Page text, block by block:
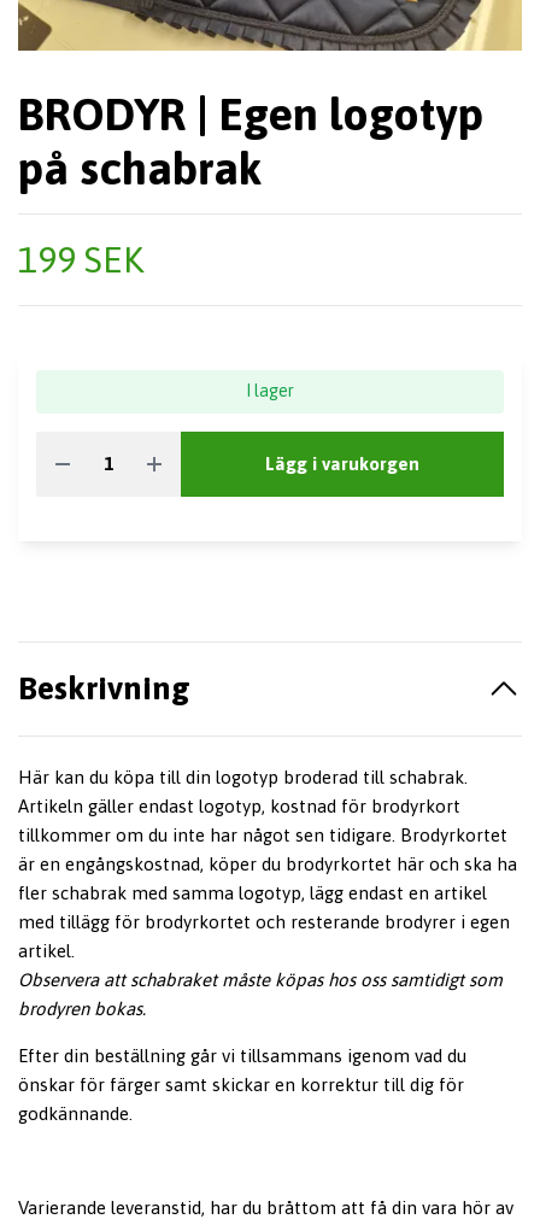
BRODYR | Egen logotyp
på schabrak
199 SEK
I lager
Lägg i varukorgen
Beskrivning
Här kan du köpa till din logotyp broderad till schabrak.
Artikeln gäller endast logotyp, kostnad för brodyrkort
tillkommer om du inte har något sen tidigare. Brodyrkortet
är en engångskostnad, köper du brodyrkortet här och ska ha
fler schabrak med samma logotyp, lägg endast en artikel
med tillägg för brodyrkortet och resterande brodyrer i egen
artikel.
Observera att schabraket måste köpas hos oss samtidigt som
brodyren bokas.
Efter din beställning går vi tillsammans igenom vad du
önskar för färger samt skickar en korrektur till dig för
godkännande.
Varierande leveranstid, har du bråttom att få din vara hör av